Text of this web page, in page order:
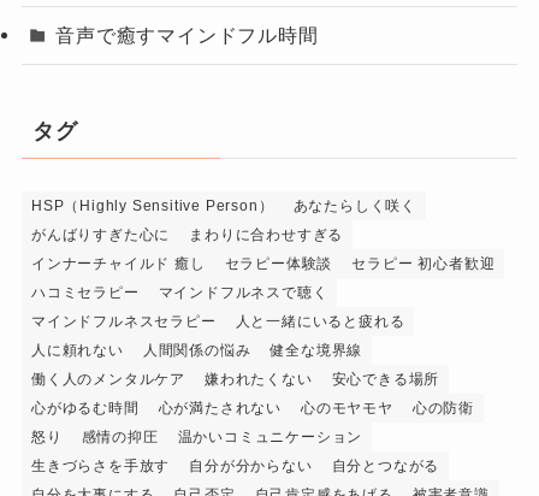
音声で癒すマインドフル時間
タグ
HSP（Highly Sensitive Person）
あなたらしく咲く
がんばりすぎた心に
まわりに合わせすぎる
インナーチャイルド 癒し
セラピー体験談
セラピー 初心者歓迎
ハコミセラピー
マインドフルネスで聴く
マインドフルネスセラピー
人と一緒にいると疲れる
人に頼れない
人間関係の悩み
健全な境界線
働く人のメンタルケア
嫌われたくない
安心できる場所
心がゆるむ時間
心が満たされない 心のモヤモヤ
心の防衛
怒り
感情の抑圧
温かいコミュニケーション
生きづらさを手放す
自分が分からない
自分とつながる